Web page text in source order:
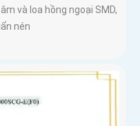
và loa hồng ngoại SMD,
nén